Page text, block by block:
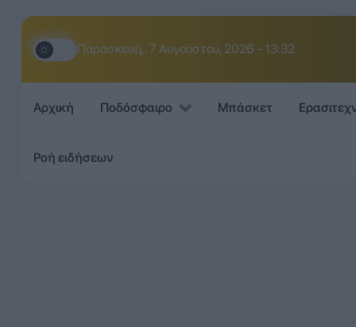
Παρασκευή,, 7 Αυγούστου, 2026 - 13:32
Αρχική Ποδόσφαιρο Μπάσκετ
Ροή ειδήσεων